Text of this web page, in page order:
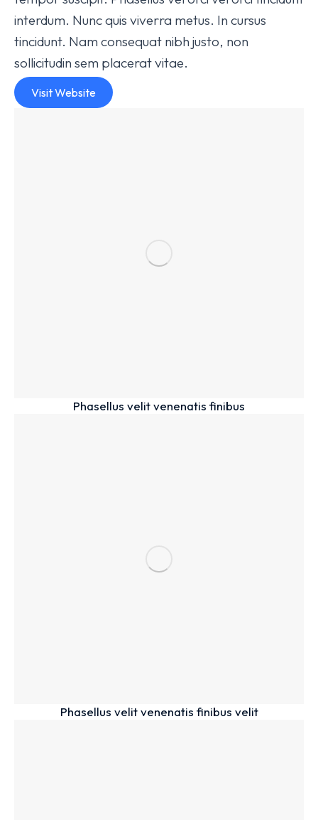
interdum. Nunc quis viverra metus. In cursus
tincidunt. Nam consequat nibh justo, non
sollicitudin sem placerat vitae.
Visit Website
Phasellus velit venenatis finibus
Phasellus velit venenatis finibus velit